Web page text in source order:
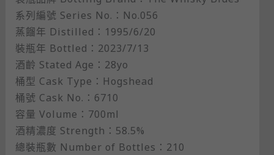
系列編號 Series No.：No.056
蒸餾年 Distilled：1995/6/20
裝瓶年 Bottled：2023/7/13
酒齡 Stated Age：28yo
桶型 Cask Type：Hogshead
桶號 Cask No.：6710
容量 Volume：700ml
酒精濃度 Strength：58.5%
總裝瓶數 Number of Bottles：210